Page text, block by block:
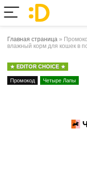
Главная страница »
влажный корм для кошек в
EDITOR CHOICE
Промокод Четыре Лапы